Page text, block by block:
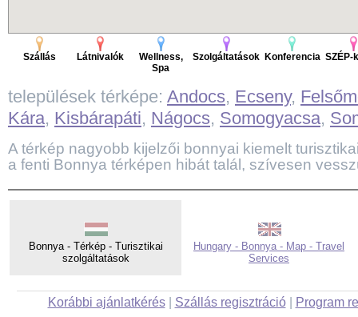
Szállás Látnivalók
Wellness,
Spa
Szolgáltatások Konferencia SZÉP-
települések térképe: Andocs, Ecseny,
Kára, Kisbárapáti, Nágocs, Somogyacsa,
A térkép nagyobb kijelzői bonnyai kiemelt
a fenti Bonnya térképen hibát talál, szívesen
Bonnya - Térkép - Turisztikai
szolgáltatások
Hungary - Bonnya - Map - Travel
Services
Korábbi ajánlatkérés| Szállás regisztráció| Program